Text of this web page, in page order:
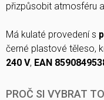
přizpůsobit atmosféru
Má kulaté provedení s
černé plastové těleso,
240 V, EAN
PROČ SI VYBRAT